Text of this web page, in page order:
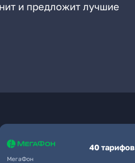
и предложит лучшие
МегаФон
40 тарифов